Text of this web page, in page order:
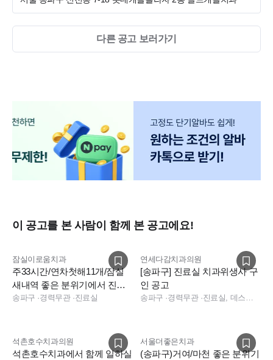
다른 공고 보러가기
이 공고를 본 사람이 함께 본 공고에요!
잠실이로움치과
주33시간/연차첫해11개/잠실
새내역 좋은 분위기에서 진료
실선생님 모십니다
송파구 ·경력무관·진료실
연세다감치과의원
[송파구] 진료실 치과위생사 구
인 공고
송파구 ·경력무관· 진료실, 데스크, 보험청구, 수술실
석촌호수치과의원
석촌호수치과에서 함께 일하실
서울더좋은치과
(송파구)거여/마천 좋은 분위기